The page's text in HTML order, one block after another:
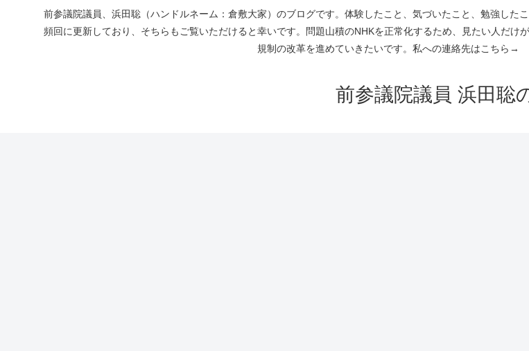
前参議院議員、浜田聡（ハンドルネーム：倉敷大家）のブログです。体験したこと、気づいたこと、勉強した
頻回に更新しており、そちらもご覧いただけると幸いです。問題山積のNHKを正常化するため、見たい人だ
規制の改革を進めていきたいです。私への連絡先はこちら
前参議院議員 浜田聡